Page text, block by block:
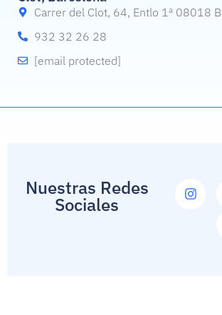
Carrer del Clot, 64, Entlo 1ª 08018
932 32 26 28
[email protected]
Nuestras Redes
Sociales